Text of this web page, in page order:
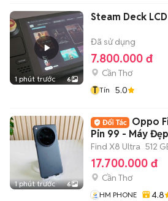
1 phút trước 6
Steam Deck
Đã sử dụng
7.800.000 đ
Cần Thơ
T Tín 5.0
1 phút trước 6
Oppo
Pin 99 - Máy Đẹp
Find X8 Ultra 512
17.700.000 đ
Cần Thơ
HM PHONE 4.8